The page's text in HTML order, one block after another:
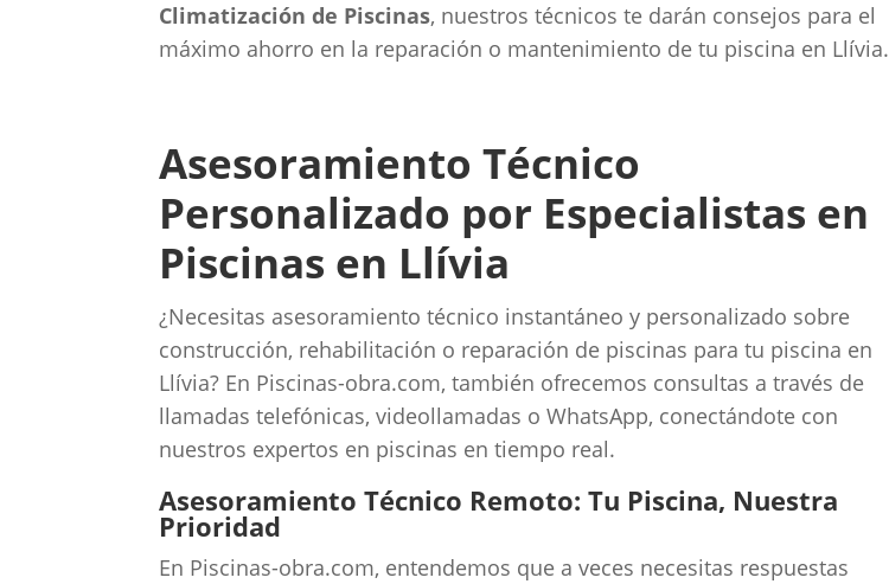
Climatización de Piscinas, nuestros técnicos te darán consejos para el
máximo ahorro en la reparación o mantenimiento de tu piscina en Llívia.
Asesoramiento Técnico
Personalizado por Especialistas en
Piscinas en Llívia
¿Necesitas asesoramiento técnico instantáneo y personalizado sobre
construcción, rehabilitación o reparación de piscinas para tu piscina en
Llívia? En Piscinas-obra.com, también ofrecemos consultas a través de
llamadas telefónicas, videollamadas o WhatsApp, conectándote con
nuestros expertos en piscinas en tiempo real.
Asesoramiento Técnico Remoto: Tu Piscina, Nuestra
Prioridad
En Piscinas-obra.com, entendemos que a veces necesitas respuestas